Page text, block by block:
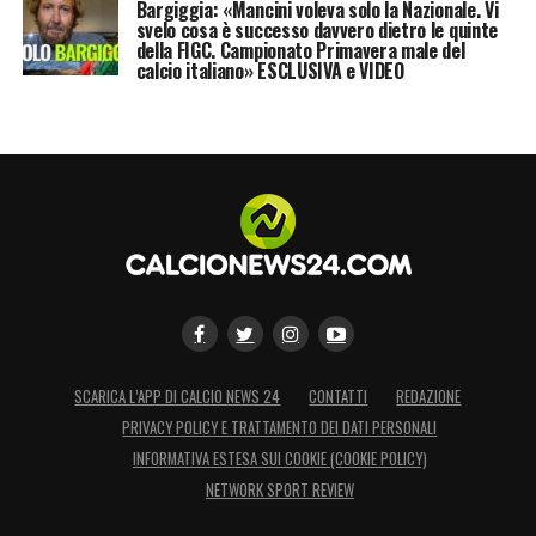
Bargiggia: «Mancini voleva solo la Nazionale. Vi
svelo cosa è successo davvero dietro le quinte
della FIGC. Campionato Primavera male del
calcio italiano» ESCLUSIVA e VIDEO
SCARICA L’APP DI CALCIO NEWS 24 CONTATTI
REDAZIONE
PRIVACY POLICY E TRATTAMENTO DEI DATI PERSONALI
INFORMATIVA ESTESA SUI COOKIE (COOKIE POLICY)
NETWORK SPORT REVIEW